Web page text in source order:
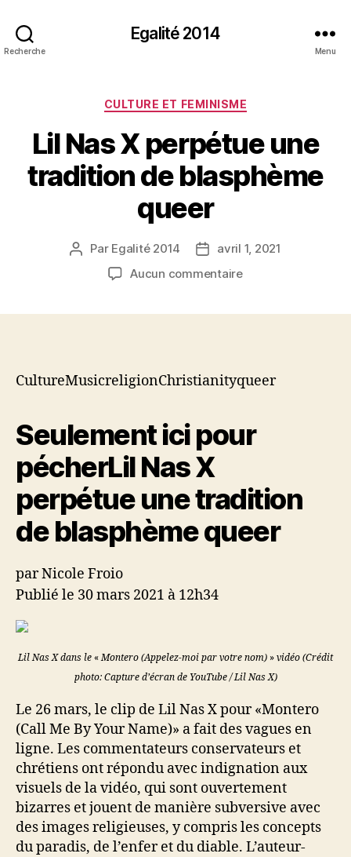
Recherche
Egalité 2014
Menu
Catégories
CULTURE ET FEMINISME
Lil Nas X perpétue une
tradition de blasphème
queer
Auteur
l’article
Par Egalité 2014
Dateavril 1, 2021
Aucun commentairesur
tradition
de
queer
CultureMusicreligionChristianityqueer
Seulement ici pour
pécherLil Nas X
perpétue une tradition
de blasphème queer
par Nicole Froio
Publié le 30 mars 2021 à 12h34
Lil Nas X dans le «Montero (Appelez-moi par votre nom) » vidéo (Crédit
photo: Capture d’écran de YouTube / Lil Nas X)
Le 26 mars, le clip de Lil Nas X pour «Montero
(Call Me By Your Name)» a fait des vagues en
ligne. Les commentateurs conservateurs et
chrétiens ont répondu avec indignation aux
visuels de la vidéo, qui sont ouvertement
bizarres et jouent de manière subversive avec
des images religieuses, y compris les concepts
du paradis, de l’enfer et du diable. L’auteur-